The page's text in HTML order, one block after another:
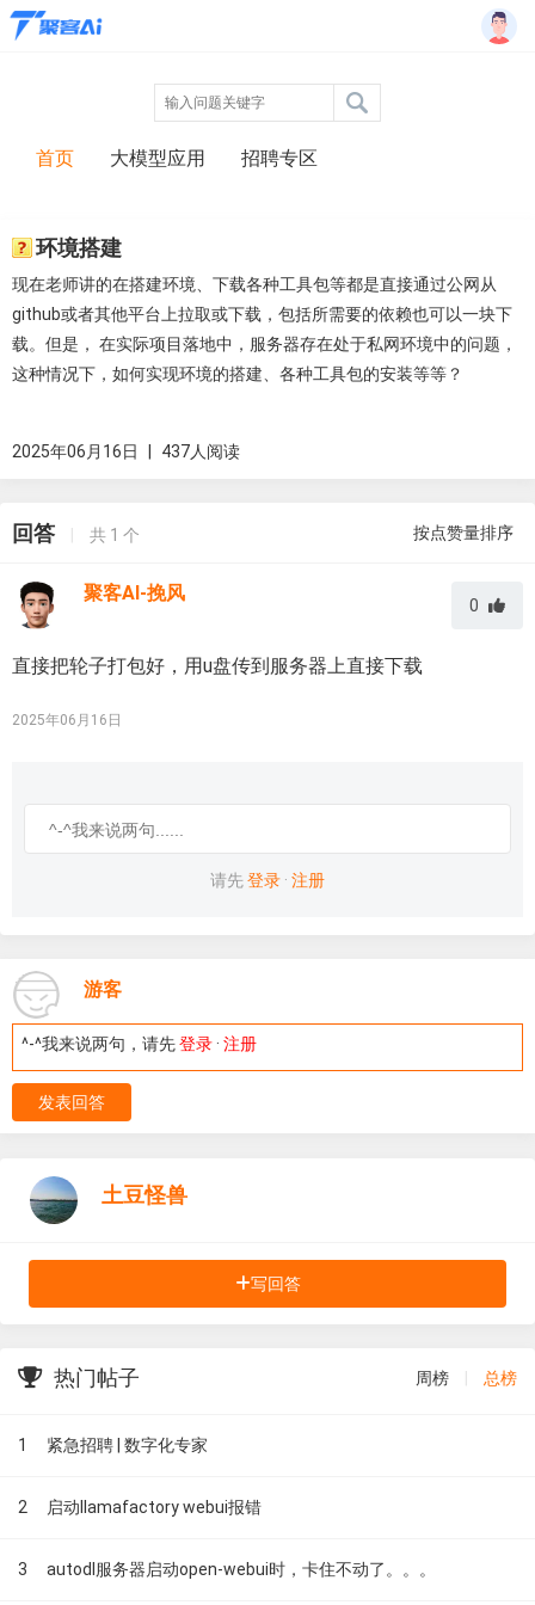
首页 大模型应用 招聘专区
环境搭建
现在老师讲的在搭建环境、下载各种工具包等都是直接通过公网从
github或者其他平台上拉取或下载，包括所需要的依赖也可以一块下
载。但是， 在实际项目落地中，服务器存在处于私网环境中的问题，
这种情况下，如何实现环境的搭建、各种工具包的安装等等？
2025年06月16日 437人阅读
回答 | 共 1 个 按点赞量排序
聚客AI-挽风
0
直接把轮子打包好，用u盘传到服务器上直接下载
2025年06月16日
请先登录 · 注册
游客
^-^我来说两句，请先登录 · 注册
发表回答
土豆怪兽
写回答
热门帖子 周榜 总榜
1 紧急招聘 | 数字化专家
2 启动llamafactory webui报错
3 autodl服务器启动open-webui时，卡住不动了。。。